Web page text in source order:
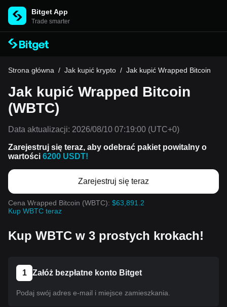
Bitget App
Trade smarter
Strona główna / Jak kupić krypto / Jak kupić Wrapped Bitcoin
Jak kupić Wrapped Bitcoin
(WBTC)
Data aktualizacji: 2026/08/10 07:19:00 (UTC+0)
Zarejestruj się teraz, aby odebrać pakiet powitalny o
wartości 6200 USDT!
Zarejestruj się teraz
Cena Wrapped Bitcoin (WBTC): $63,891.2
Kup WBTC teraz
Kup WBTC w 3 prostych krokach!
1 Załóż bezpłatne konto Bitget
Podaj swój adres e-mail i miejsce zamieszkania.